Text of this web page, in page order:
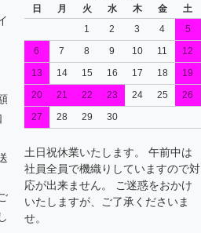
日
月 火 水 木 金
土
1
2 3 4
5
6
7 8 9 10 11
12
13
14 15 16 17 18
19
20
21 22 23 24 25
26
27
28 29 30
土日祝休業いたします。 午前中は
社員全員で機織りしていますので対
応が出来ません。 ご迷惑をおかけ
いたしますが、ご了承くださいま
せ。